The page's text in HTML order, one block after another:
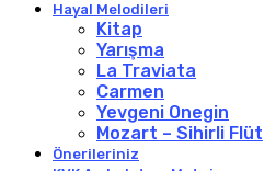
Hayal Melodileri
Kitap
Yarışma
La Traviata
Carmen
Yevgeni Onegin
Mozart – Sihirli Flüt
Önerileriniz